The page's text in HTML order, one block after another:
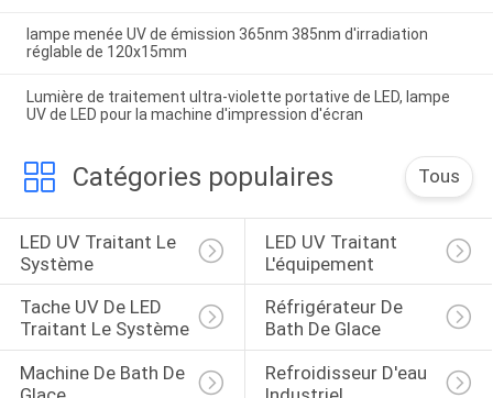
lampe menée UV de émission 365nm 385nm d'irradiation
réglable de 120x15mm
Lumière de traitement ultra-violette portative de LED, lampe
UV de LED pour la machine d'impression d'écran
Catégories populaires Tous
LED UV Traitant Le
Système
LED UV Traitant
L'équipement
Tache UV De LED
Traitant Le Système
Réfrigérateur De
Bath De Glace
Machine De Bath De
Refroidisseur D'eau